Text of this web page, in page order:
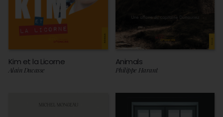
Kim et la Licorne
Alain Ducasse
Animals
Philippe Harant